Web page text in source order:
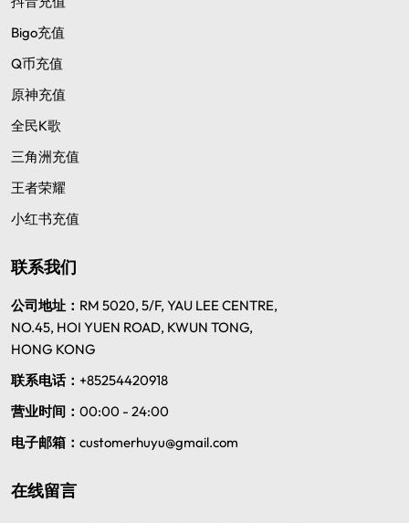
Bigo充值
Q币充值
原神充值
全民K歌
三角洲充值
王者荣耀
小红书充值
联系我们
公司地址： RM 5020, 5/F, YAU LEE CENTRE,
NO.45, HOI YUEN ROAD, KWUN TONG,
HONG KONG
联系电话： +85254420918
营业时间： 00:00 - 24:00
电子邮箱： customerhuyu@gmail.com
在线留言